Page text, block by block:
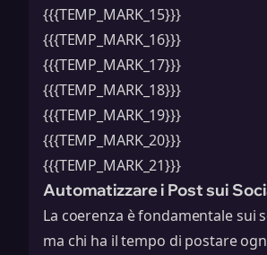
{{{TEMP_MARK_15}}}
{{{TEMP_MARK_16}}}
{{{TEMP_MARK_17}}}
{{{TEMP_MARK_18}}}
{{{TEMP_MARK_19}}}
{{{TEMP_MARK_20}}}
{{{TEMP_MARK_21}}}
Automatizzare i Post sui
La coerenza è fondamentale sui
ma chi ha il tempo di postare